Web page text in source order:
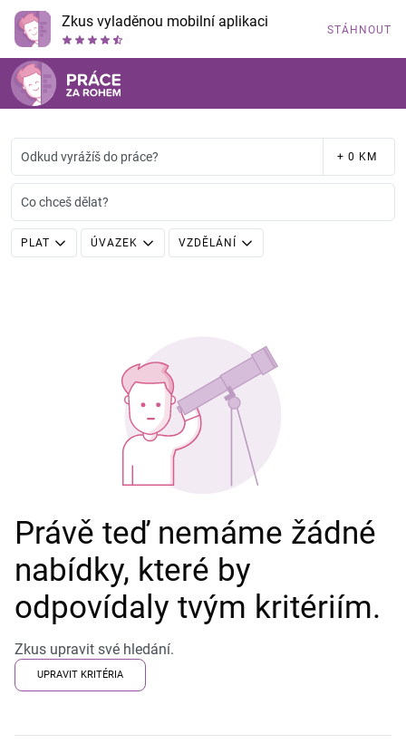
Zkus vyladěnou mobilní aplikaci STÁHNOUT
Odkud vyrážíš do práce? + 0 KM
Co chceš dělat?
PLAT ÚVAZEK VZDĚLÁNÍ
Právě teď nemáme žádné
nabídky, které by
odpovídaly tvým kritériím.
Zkus upravit své hledání.
UPRAVIT KRITÉRIA